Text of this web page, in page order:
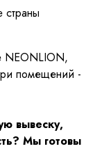
NEONLION,
помещений -
вывеску,
Мы готовы